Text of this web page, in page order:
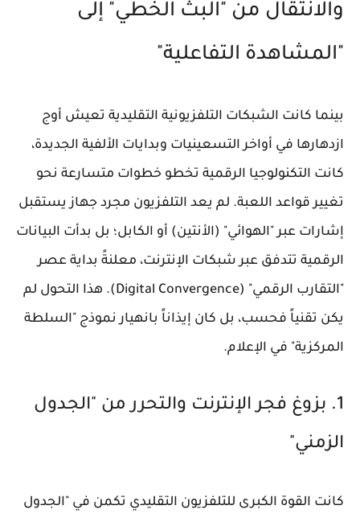
والانتقال من "البث الخطي" إلى
"المشاهدة التفاعلية"
بينما كانت الشبكات التلفزيونية التقليدية تعيش أوج
ازدهارها في أواخر التسعينيات وبدايات الألفية الجديدة،
كانت التكنولوجيا الرقمية تخطو خطوات متسارعة نحو
تغيير قواعد اللعبة. لم يعد التلفزيون مجرد جهاز يستقبل
إشارات عبر "الهوائي" (الأنتين) أو الكابل؛ بل بدأت البيانات
الرقمية تتدفق عبر شبكات الإنترنت، معلنةً بداية عصر
"التقارب الرقمي" (Digital Convergence). هذا التحول لم
يكن تقنياً فحسب، بل كان إيذاناً بانهيار نموذج "السلطة
المركزية" في الإعلام.
1. بزوغ فجر الإنترنت والتحرر من "الجدول
الزمني"
كانت القوة الكبرى للتلفزيون التقليدي تكمن في "الجدول